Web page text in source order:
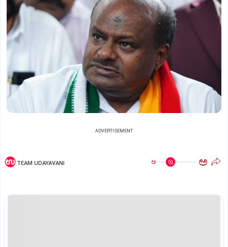
ADVERTISEMENT
TEAM UDAYAVANI ಅ ಅ